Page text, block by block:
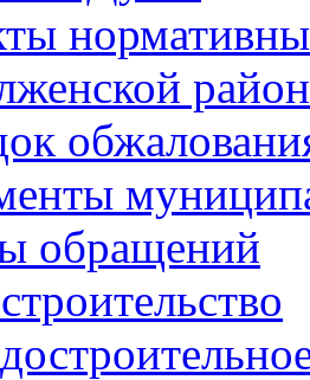
обращений